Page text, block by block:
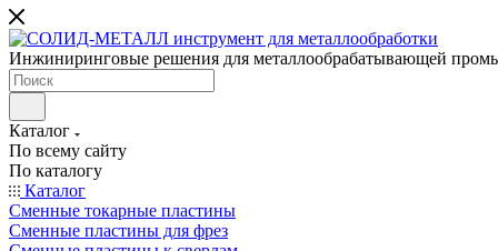
Инжиниринговые решения для металлообрабатывающей
Каталог
По всему сайту
По каталогу
Каталог
Сменные токарные пластины
Сменные пластины для фрез